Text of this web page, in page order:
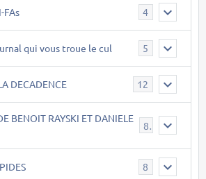
FAs 4
qui vous troue le cul 5
DECADENCE 12
BENOIT RAYSKI ET DANIELE
8
8